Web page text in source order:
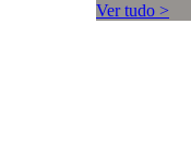
Ver tudo >